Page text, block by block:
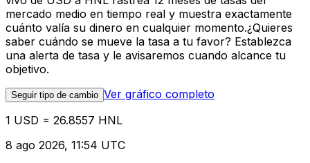
mercado medio en tiempo real y muestra exactamente
cuánto valía su dinero en cualquier momento.¿Quieres
saber cuándo se mueve la tasa a tu favor? Establezca
una alerta de tasa y le avisaremos cuando alcance tu
objetivo.
Seguir tipo de cambio Ver gráfico completo
1 USD = 26.8557 HNL
8 ago 2026, 11:54 UTC